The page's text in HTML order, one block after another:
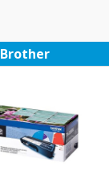
Brother